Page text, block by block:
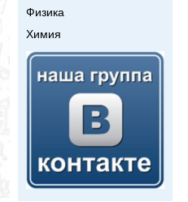
Физика
Химия